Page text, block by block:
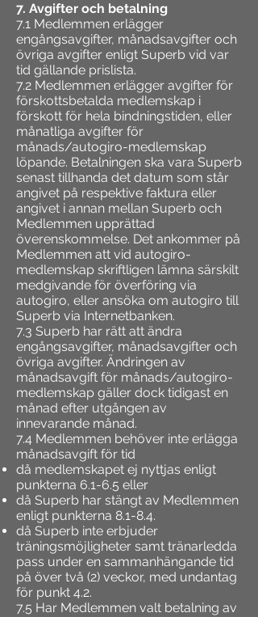
7. Avgifter och betalning
7.1 Medlemmen erlägger
engångsavgifter, månadsavgifter och
övriga avgifter enligt Superb vid var
tid gällande prislista.
7.2 Medlemmen erlägger avgifter för
förskottsbetalda medlemskap i
förskott för hela bindningstiden, eller
månatliga avgifter för
månads/autogiro-medlemskap
löpande. Betalningen ska vara Superb
senast tillhanda det datum som står
angivet på respektive faktura eller
angivet i annan mellan Superb och
Medlemmen upprättad
överenskommelse. Det ankommer på
Medlemmen att vid autogiro-
medlemskap skriftligen lämna särskilt
medgivande för överföring via
autogiro, eller ansöka om autogiro till
Superb via Internetbanken.
7.3 Superb har rätt att ändra
engångsavgifter, månadsavgifter och
övriga avgifter. Ändringen av
månadsavgift för månads/autogiro-
medlemskap gäller dock tidigast en
månad efter utgången av
innevarande månad.
7.4 Medlemmen behöver inte erlägga
månadsavgift för tid
då medlemskapet ej nyttjas enligt
punkterna 6.1-6.5 eller
då Superb har stängt av Medlemmen
enligt punkterna 8.1-8.4.
då Superb inte erbjuder
träningsmöjligheter samt tränarledda
pass under en sammanhängande tid
på över två (2) veckor, med undantag
för punkt 4.2.
7.5 Har Medlemmen valt betalning av